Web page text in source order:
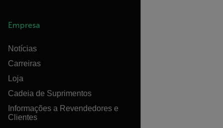
Empresa
Notícias
Carreiras
Loja
Cadeia de Suprimentos
Informações a Revendedores e
Clientes